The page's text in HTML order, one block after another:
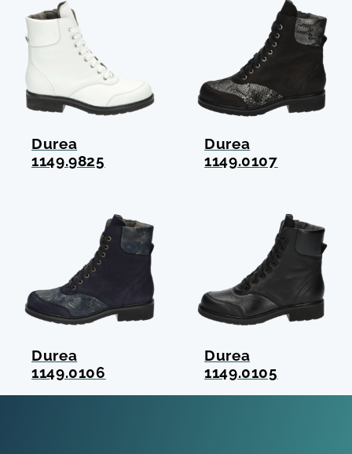
Durea
1149.9825
Durea
1149.0107
Durea
1149.0106
Durea
1149.0105